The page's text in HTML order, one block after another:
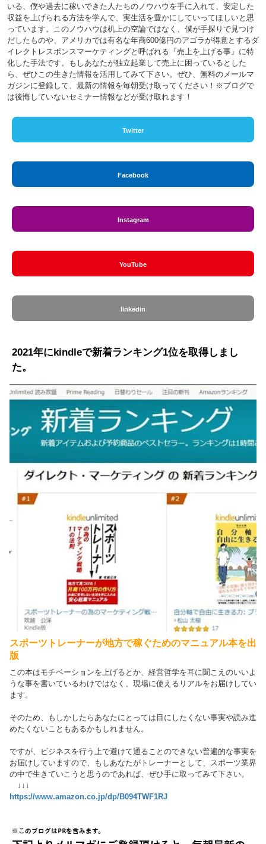
いる、僕や過去に稼いできた人たちのノウハウを手に入れて、安定した
収益を上げられる方法を学んで、実生活を豊かにしていってほしいと思
っています。このノウハウは机上の空論ではなく、僕が手探りで見つけ
だしたものや、アメリカでは有名な年商600億円のアゴラが得意とするダ
イレクトレスポンスマーケティングと呼ばれる『売上を上げる事』に特
化した手法です。もしあなたが独立起業して売上に困っているとした
ら、ぜひこの生きた情報を活用してみて下さい。ぜひ、無料のメールマ
ガジンに登録して、最新の情報を毎朝受け取ってください！※ブログで
は後悔していないセミナー情報などが受け取れます！
Twitter
Facebook
Instagram
YouTube
linkedin
2021年にkindleで新着ランキング1位を取得しまし
た。
スポーツトレーナーが地方で稼ぐためのマニュアル本を出
版
この本はモチベーションを上げるとか、経営哲学を耳に聞こえのいいよ
うな事を書いているわけではなく、現場に使えるリアルをお届けしてい
ます。
そのため、もしかしたらあなたにとっては目にしたくない事実や読み進
めたくないこともあるかもしれません。
ですが、ビジネスを行う上で避けて通ることのできない普遍的な事実を
お届けしていますので、もしあなたがトレーナーとして、スポーツ業界
の中で生きていこうと思うのであれば、ぜひ手に取ってみて下さい。
↓↓↓
https://www.amazon.co.jp/dp/B094TWF1RJ
※このブログはPRを含みます。